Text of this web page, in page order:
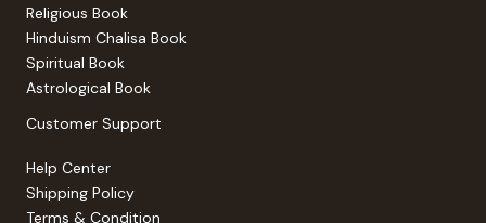
Religious Book
Hinduism Chalisa Book
Spiritual Book
Astrological Book
Customer Support
Help Center
Shipping Policy
Terms & Condition